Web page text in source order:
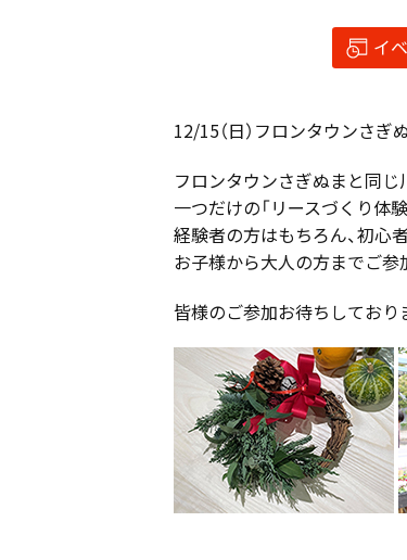
イ
12/15（日）フロンタウンさぎ
フロンタウンさぎぬまと同じ
一つだけの「リースづくり体
経験者の方はもちろん、初心
お子様から大人の方までご参
皆様のご参加お待ちしており